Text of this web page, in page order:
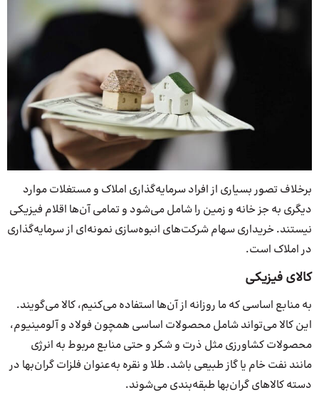
برخلاف تصور بسیاری از افراد سرمایه‌گذاری املاک و مستغلات موارد
دیگری به جز خانه و زمین را شامل می‌شود و تمامی آن‌ها اقلام فیزیکی
نیستند. خریداری سهام شرکت‌های انبوه‌سازی نمونه‌ای از سرمایه‌گذاری
در املاک است.
کالای فیزیکی
به منابع اساسی که ما روزانه از آن‌ها استفاده می‌کنیم، کالا می‌گویند.
این کالا می‌تواند شامل محصولات اساسی همچون فولاد و آلومینیوم،
محصولات کشاورزی مثل ذرت و شکر و حتی منابع مربوط به انرژی
مانند نفت خام یا گاز طبیعی باشد. طلا و نقره به‌عنوان فلزات گران‌بها در
دسته کالاهای گران‌بها طبقه‌بندی می‌شوند.